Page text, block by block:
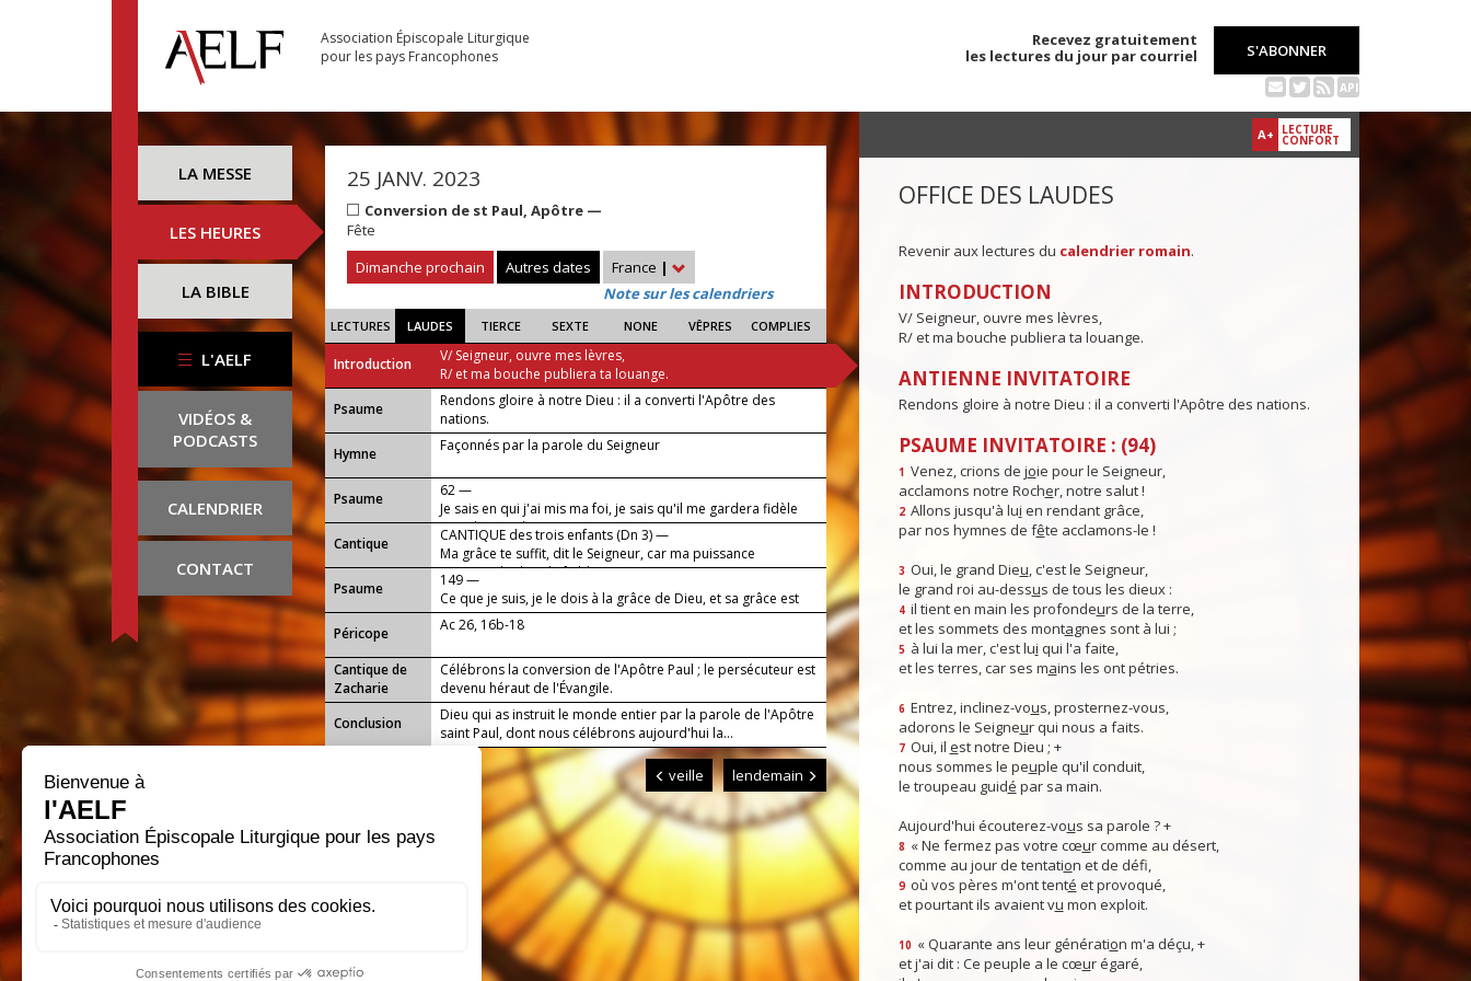
Association Épiscopale Liturgique
pour les pays Francophones
Recevez gratuitement
les lectures du jour par courriel
S'ABONNER
API
LA MESSE
LES HEURES
LA BIBLE
L'AELF
VIDÉOS &
PODCASTS
CALENDRIER
CONTACT
25 JANV. 2023
Conversion de st Paul, Apôtre —
Fête
Dimanche prochain
Autres dates France |
Note sur les calendriers
LECTURES LAUDES TIERCE SEXTE NONE VÊPRES COMPLIES
Introduction
V/ Seigneur, ouvre mes lèvres,
R/ et ma bouche publiera ta louange.
Psaume
Rendons gloire à notre Dieu : il a converti l'Apôtre des
nations.
Hymne
Façonnés par la parole du Seigneur
Psaume
62 —
Je sais en qui j'ai mis ma foi, je sais qu'il me gardera fidèle
pour le jour du jugement.
Cantique
CANTIQUE des trois enfants (Dn 3) —
Ma grâce te suffit, dit le Seigneur, car ma puissance
s'accomplit dans la faiblesse.
Psaume
149 —
Ce que je suis, je le dois à la grâce de Dieu, et sa grâce est
toujours avec moi.
Péricope
Ac 26, 16b-18
Cantique de
Zacharie
Célébrons la conversion de l'Apôtre Paul ; le persécuteur est
devenu héraut de l'Évangile.
Conclusion
Dieu qui as instruit le monde entier par la parole de l'Apôtre
saint Paul, dont nous célébrons aujourd'hui la...
veille lendemain
A+ LECTURE
CONFORT
OFFICE DES LAUDES
Revenir aux lectures du calendrier romain.
INTRODUCTION
V/ Seigneur, ouvre mes lèvres,
R/ et ma bouche publiera ta louange.
ANTIENNE INVITATOIRE
Rendons gloire à notre Dieu : il a converti l'Apôtre des nations.
PSAUME INVITATOIRE : (94)
1 Venez, crions de joie pour le Seigneur,
acclamons notre Rocher, notre salut !
2 Allons jusqu'à lui en rendant grâce,
par nos hymnes de fête acclamons-le !
3 Oui, le grand Dieu, c'est le Seigneur,
le grand roi au-dessus de tous les dieux :
4 il tient en main les profondeurs de la terre,
et les sommets des montagnes sont à lui ;
5 à lui la mer, c'est lui qui l'a faite,
et les terres, car ses mains les ont pétries.
6 Entrez, inclinez-vous, prosternez-vous,
adorons le Seigneur qui nous a faits.
7 Oui, il est notre Dieu ; +
nous sommes le peuple qu'il conduit,
le troupeau guidé par sa main.
Aujourd'hui écouterez-vous sa parole ? +
8 « Ne fermez pas votre cœur comme au désert,
comme au jour de tentation et de défi,
9 où vos pères m'ont tenté et provoqué,
et pourtant ils avaient vu mon exploit.
10 « Quarante ans leur génération m'a déçu, +
et j'ai dit : Ce peuple a le cœur égaré,